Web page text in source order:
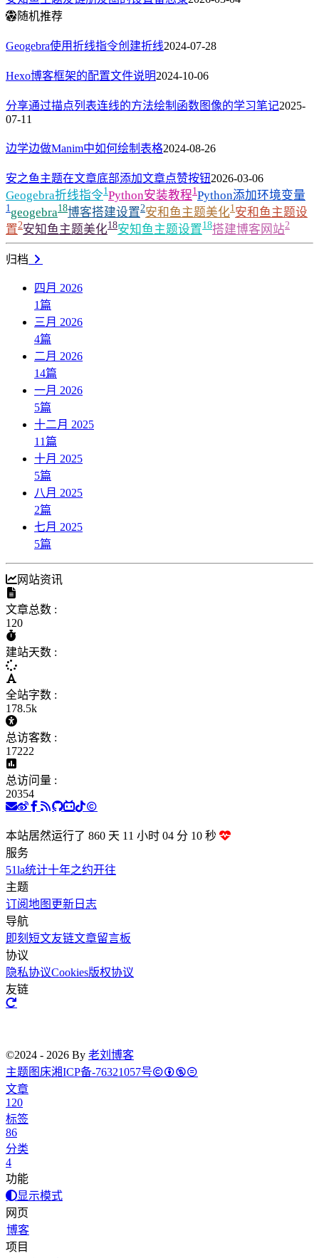
随机推荐
Geogebra使用折线指令创建折线2024-07-28
Hexo博客框架的配置文件说明2024-10-06
分享通过描点列表连线的方法绘制函数图像的学习笔记2025-
07-11
边学边做Manim中如何绘制表格2024-08-26
安之鱼主题在文章底部添加文章点赞按钮2026-03-06
Geogebra折线指令1Python安装教程1Python添加环境变量
1geogebra18博客搭建设置2安和鱼主题美化1安和鱼主题设
置2安知鱼主题美化18安知鱼主题设置18搭建博客网站2
归档
四月 2026
1篇
三月 2026
4篇
二月 2026
14篇
一月 2026
5篇
十二月 2025
11篇
十月 2025
5篇
八月 2025
2篇
七月 2025
5篇
网站资讯
文章总数 :
120
建站天数 :
全站字数 :
178.5k
总访客数 :
17222
总访问量 :
20354
本站居然运行了 860 天 11 小时 04 分 11 秒
服务
51la统计十年之约开往
主题
订阅地图 更新日志
导航
即刻短文友链文章留言板
协议
隐私协议Cookies版权协议
友链
©2024 - 2026 By 老刘博客
主题 图床湘ICP备-76321057号
文章
120
标签
86
分类
4
功能
显示模式
网页
博客
项目